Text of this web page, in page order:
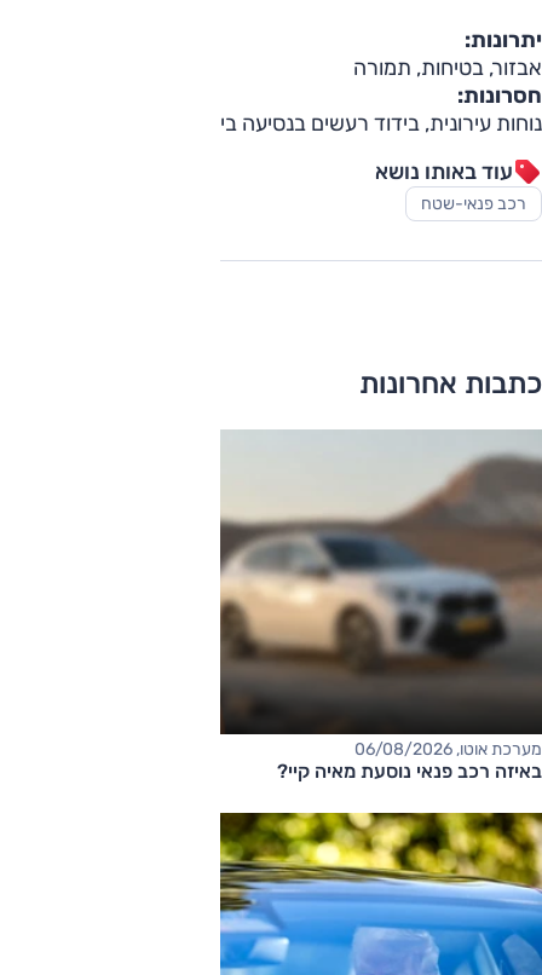
יתרונות:
אבזור, בטיחות, תמורה
חסרונות:
נוחות עירונית, בידוד רעשים בנסיעה בינעירונית
עוד באותו נושא
רכב פנאי-שטח
כתבות אחרונות
מערכת אוטו, 06/08/2026
באיזה רכב פנאי נוסעת מאיה קיי?